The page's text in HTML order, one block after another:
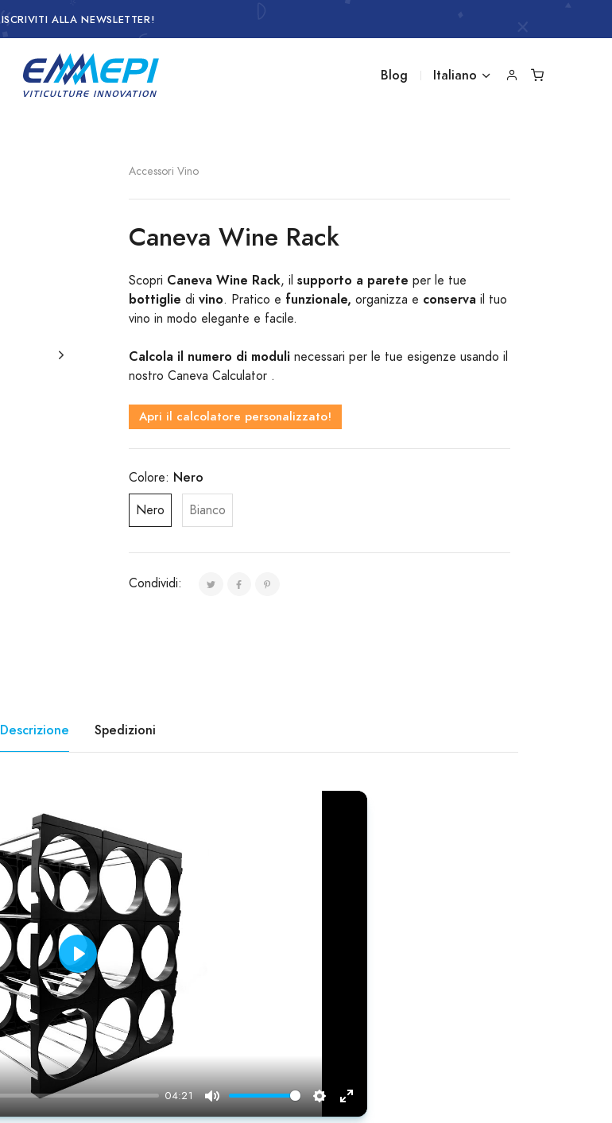
ISCRIVITI ALLA NEWSLETTER!
Blog Italiano
Accessori Vino
Caneva Wine Rack
Scopri Caneva Wine Rack, il supporto a parete per le tue
bottiglie di vino. Pratico e funzionale, organizza e conserva il tuo
vino in modo elegante e facile.
Calcola il numero di moduli necessari per le tue esigenze usando il
nostro Caneva Calculator .
Apri il calcolatore personalizzato!
Colore: Nero
Nero Bianco
Condividi:
Descrizione Spedizioni
04:21
Mute Settings
Enter
Play